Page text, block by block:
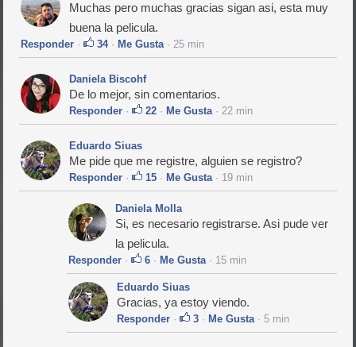
Muchas pero muchas gracias sigan asi, esta muy
buena la pelicula.
Responder · 34· Me Gusta· 25 min
Daniela Biscohf
De lo mejor, sin comentarios.
Responder · 22 · Me Gusta· 22 min
Eduardo Siuas
Me pide que me registre, alguien se registro?
Responder · 15 · Me Gusta· 19 min
Daniela Molla
Si, es necesario registrarse. Asi pude ver
la pelicula.
Responder · 6 · Me Gusta· 15 min
Eduardo Siuas
Gracias, ya estoy viendo.
Responder · 3 · Me Gusta· 5 min